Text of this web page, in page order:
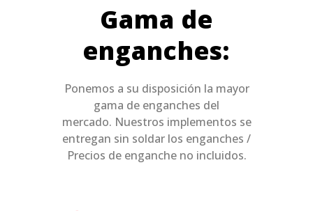
Gama de
enganches:
Ponemos a su disposición la mayor
gama de enganches del
mercado. Nuestros implementos se
entregan sin soldar los enganches /
Precios de enganche no incluidos.